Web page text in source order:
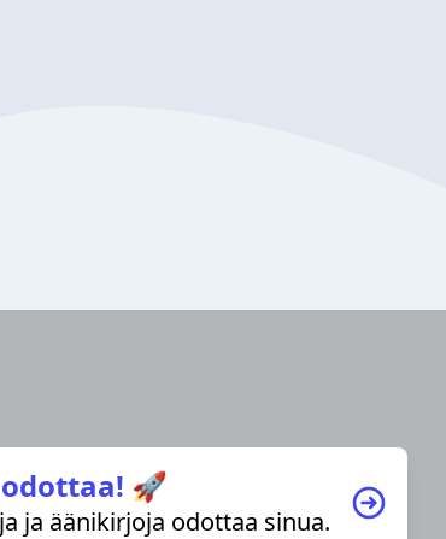
🚀
ja äänikirjoja odottaa sinua.